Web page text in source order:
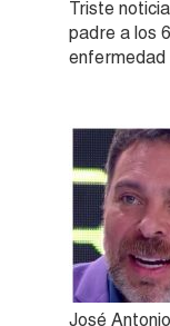
Triste
padre a los
enfermedad
José